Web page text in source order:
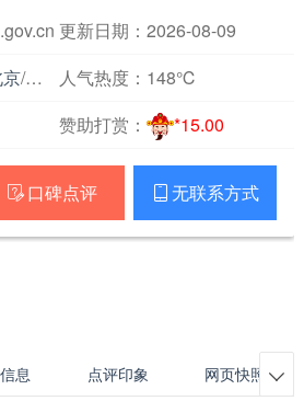
更新日期：2026-08-09
/政府组织人气热度： 148℃
赞助打赏： *15.00
 口碑点评  无联系方式
息 点评印象 网页快照 